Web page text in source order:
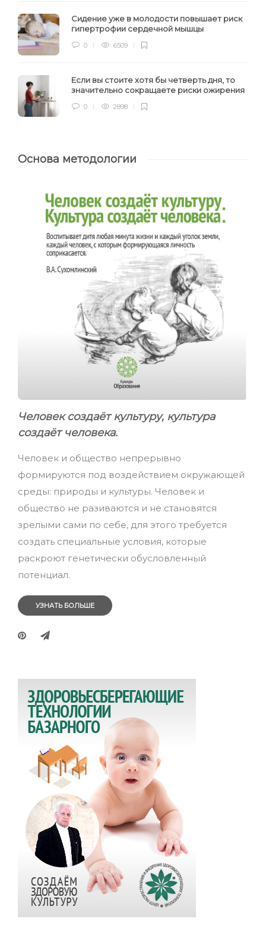
Сидение уже в молодости повышает риск
гипертрофии сердечной мышцы
0 6509
Если вы стоите хотя бы четверть дня, то
значительно сокращаете риски ожирения
0 2898
Основа методологии
Человек создаёт культуру, культура
создаёт человека.
Человек и общество непрерывно
формируются под воздействием окружающей
среды: природы и культуры. Человек и
общество не разиваются и не становятся
зрелыми сами по себе, для этого требуется
создать специальные условия, которые
раскроют генетически обусловленный
потенциал.
УЗНАТЬ БОЛЬШЕ